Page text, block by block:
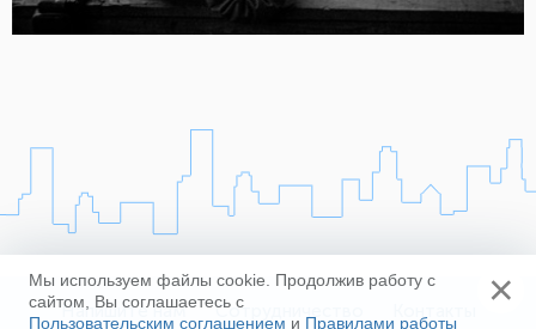
Напишите нам Сотрудничество
Мы используем файлы cookie. Продолжив работу с
сайтом, Вы соглашаетесь с
Пользовательским соглашением и Правилами работы
×